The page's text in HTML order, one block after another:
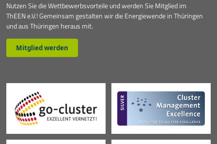
Nutzen Sie die Wettbewerbsvorteile und werden Sie Mitglied im
ThEEN e.V.! Gemeinsam gestalten wir die Energiewende in Thüringen
und aus Thüringen heraus mit.
Mitglied werden